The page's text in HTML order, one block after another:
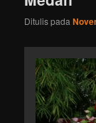
Ditulis pada